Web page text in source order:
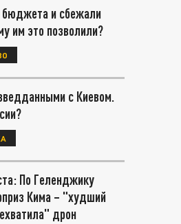
бюджета и сбежали
им это позволили?
с Киевом.
По Геленджику
Кима – "худший
дрон